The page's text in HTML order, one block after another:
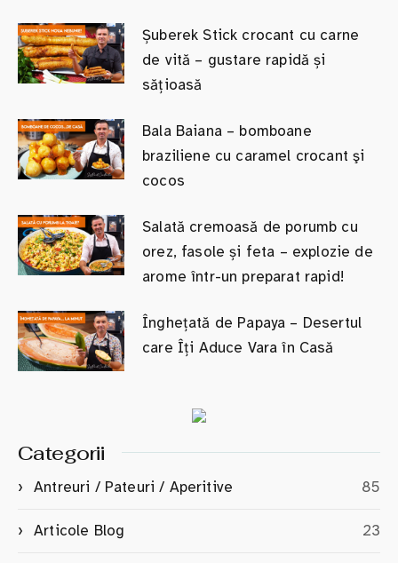
Șuberek Stick crocant cu carne
de vită – gustare rapidă și
sățioasă
Bala Baiana – bomboane
braziliene cu caramel crocant şi
cocos
Salată cremoasă de porumb cu
orez, fasole și feta – explozie de
arome într-un preparat rapid!
Înghețată de Papaya – Desertul
care Îți Aduce Vara în Casă
Categorii
Antreuri / Pateuri / Aperitive 85
Articole Blog 23